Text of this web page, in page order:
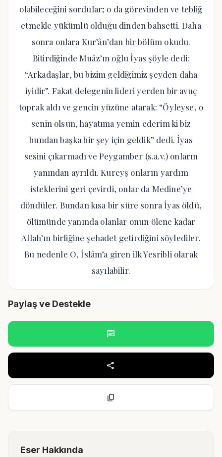
olabileceğini sordular; o da görevinden ve tebliğ
etmekle yükümlü olduğu dinden bahsetti. Daha
sonra onlara Kur’ân’dan bir bölüm okudu.
Bitirdiğinde Muâz’ın oğlu İyas şöyle dedi:
“Arkadaşlar, bu bizim geldiğimiz şeyden daha
iyidir”. Fakat delegenin lideri yerden bir avuç
toprak aldı ve gencin yüzüne atarak: “Öyleyse, o
senin olsun, hayatıma yemin ederim ki biz
bundan başka bir şey için geldik” dedi. İyas
sesini çıkarmadı ve Peygamber (s.a.v.) onların
yanından ayrıldı. Kureyş onların yardım
isteklerini geri çevirdi, onlar da Medine’ye
döndüler. Bundan kısa bir süre sonra İyas öldü,
ölümünde yanında olanlar onun ölene kadar
Allah’ın birliğine şehadet getirdiğini söylediler.
Bu nedenle O, İslâm’a giren ilk Yesribli olarak
sayılabilir.
Paylaş ve Destekle
chat
share
content_copy
Eser Hakkında